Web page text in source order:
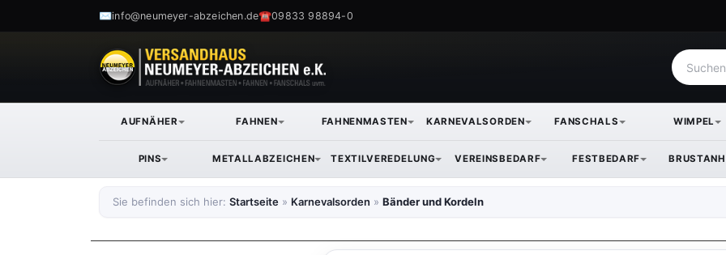
✉info@neumeyer-abzeichen.de☎09833 98894-0
AUFNÄHER FAHNEN FAHNENMASTEN KARNEVALSORDEN FANSCHALS WIMPEL
PINS METALLABZEICHEN TEXTILVEREDELUNG VEREINSBEDARF FESTBEDARF
Sie befinden sich hier: Startseite » Karnevalsorden » Bänder und Kordeln